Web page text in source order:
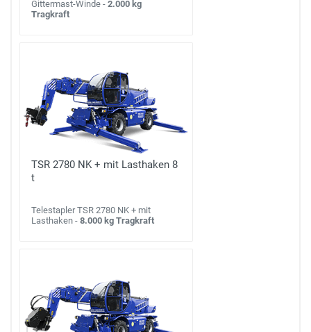
Gittermast-Winde - 2.000 kg
Tragkraft
TSR 2780 NK + mit Lasthaken 8
t
Telestapler TSR 2780 NK + mit
Lasthaken - 8.000 kg Tragkraft